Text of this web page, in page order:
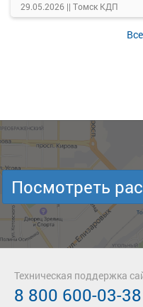
29.05.2026 || Томск КДП
Посмотреть
Техническая поддержка
8 800 600-03-38